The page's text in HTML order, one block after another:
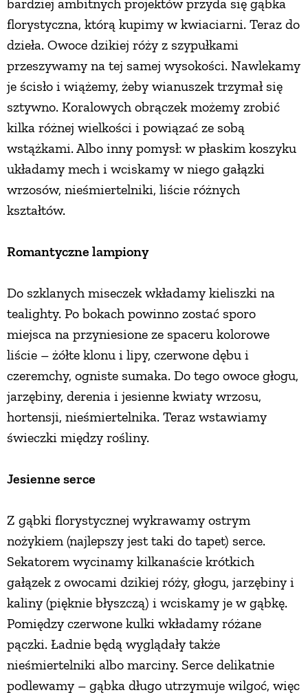
bardziej ambitnych projektów przyda się gąbka
florystyczna, którą kupimy w kwiaciarni. Teraz do
dzieła. Owoce dzikiej róży z szypułkami
przeszywamy na tej samej wysokości. Nawlekamy
je ścisło i wiążemy, żeby wianuszek trzymał się
sztywno. Koralowych obrączek możemy zrobić
kilka różnej wielkości i powiązać ze sobą
wstążkami. Albo inny pomysł: w płaskim koszyku
układamy mech i wciskamy w niego gałązki
wrzosów, nieśmiertelniki, liście różnych
kształtów.
Romantyczne lampiony
Do szklanych miseczek wkładamy kieliszki na
tealighty. Po bokach powinno zostać sporo
miejsca na przyniesione ze spaceru kolorowe
liście – żółte klonu i lipy, czerwone dębu i
czeremchy, ogniste sumaka. Do tego owoce głogu,
jarzębiny, derenia i jesienne kwiaty wrzosu,
hortensji, nieśmiertelnika. Teraz wstawiamy
świeczki między rośliny.
Jesienne serce
Z gąbki florystycznej wykrawamy ostrym
nożykiem (najlepszy jest taki do tapet) serce.
Sekatorem wycinamy kilkanaście krótkich
gałązek z owocami dzikiej róży, głogu, jarzębiny i
kaliny (pięknie błyszczą) i wciskamy je w gąbkę.
Pomiędzy czerwone kulki wkładamy różane
pączki. Ładnie będą wyglądały także
nieśmiertelniki albo marciny. Serce delikatnie
podlewamy – gąbka długo utrzymuje wilgoć, więc